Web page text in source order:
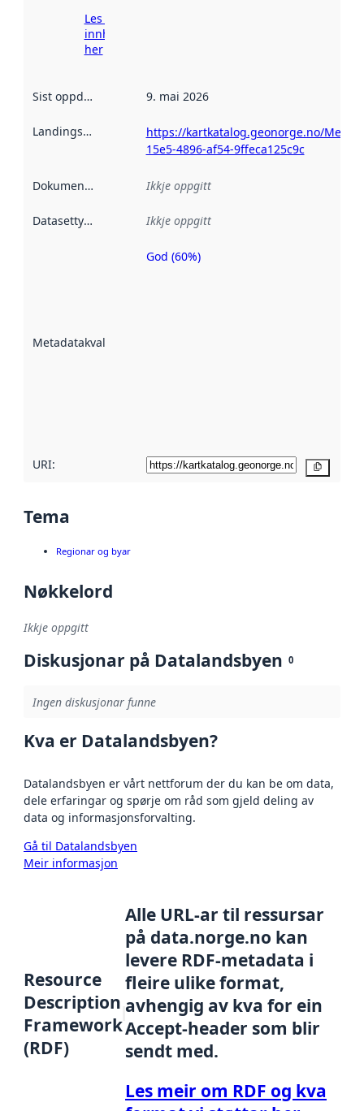
Les meir om
innhenting
her
Sist oppdatert 9. mai 2026
Landingsside
https://kartkatalog.geonorge.no/
15e5-4896-af54-9ffeca125c9c
Dokumentasjon Ikkje oppgitt
Datasettype Ikkje oppgitt
Metadatakvalitet
Metadatakvalitet
God (60%)
URI:
Tema
Regionar og byar
Nøkkelord
Ikkje oppgitt
Diskusjonar på Datalandsbyen 0
Ingen diskusjonar funne
Kva er Datalandsbyen?
Datalandsbyen er vårt nettforum der du kan be om data,
dele erfaringar og spørje om råd som gjeld deling av
data og informasjonsforvalting.
Gå til Datalandsbyen
Meir informasjon
Resource
Description
Framework
(RDF)
Alle URL-ar til ressursar
på data.norge.no kan
levere RDF-metadata i
fleire ulike format,
avhengig av kva for ein
Accept-header som blir
sendt med.
Les meir om RDF og kva